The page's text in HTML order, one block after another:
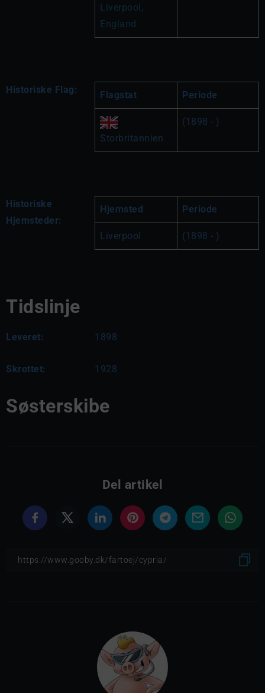
Liverpool,
England
Historiske Flag: Flagstat Periode
Storbritannien
(1898 - )
Historiske
Hjemsteder:
Hjemsted Periode
Liverpool (1898 - )
Tidslinje
Leveret: 1898
Skrottet: 1928
Søsterskibe
Del artikel